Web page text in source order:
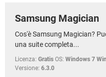
Samsung Magician
Cos'è Samsung Magician?
una suite completa...
Licenza: Gratis OS: Windows 7
Versione: 6.3.0